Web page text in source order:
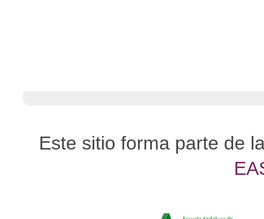
Este sitio forma parte de